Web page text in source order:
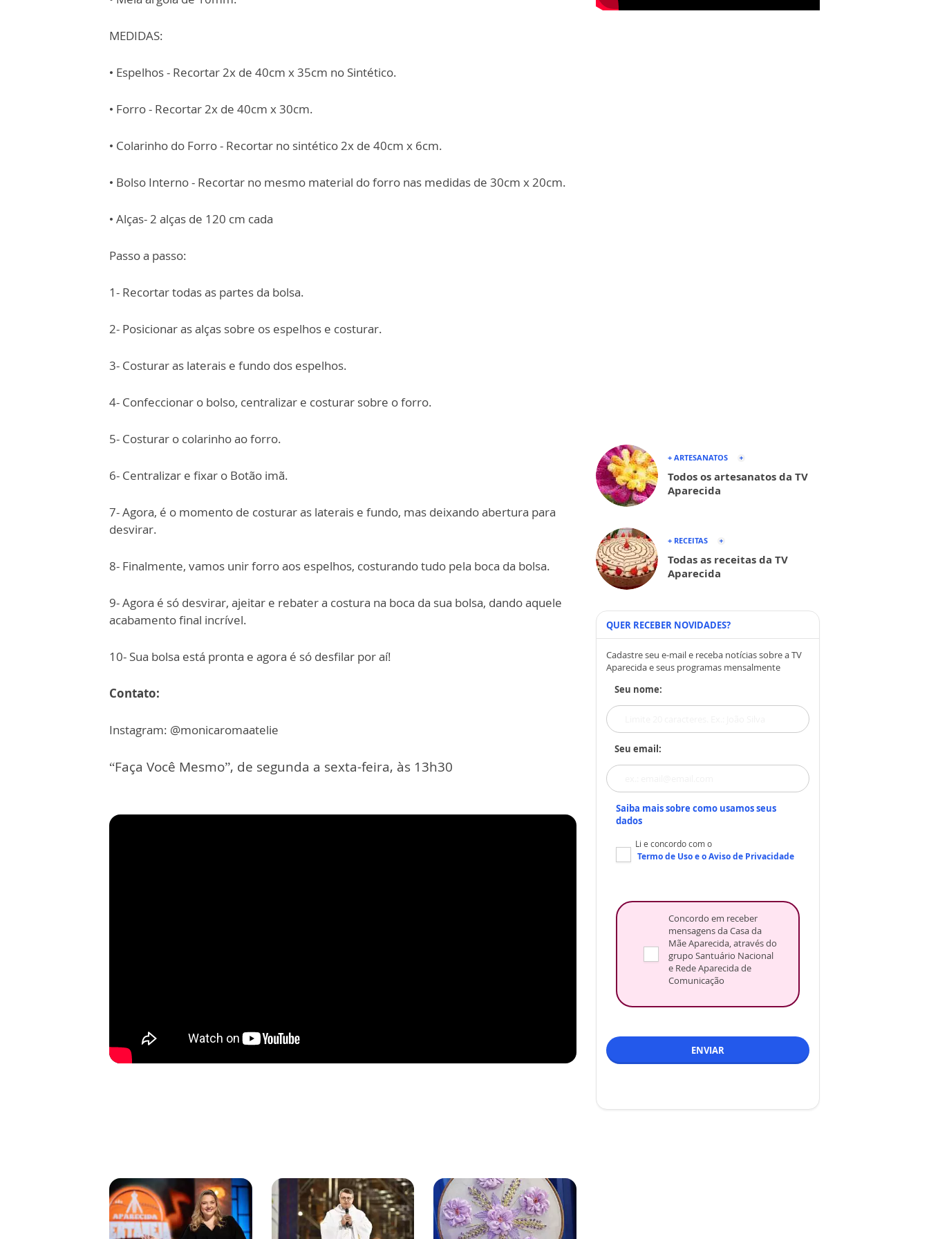
MEDIDAS:
• Espelhos - Recortar 2x de 40cm x 35cm no Sintético.
• Forro - Recortar 2x de 40cm x 30cm.
• Colarinho do Forro - Recortar no sintético 2x de 40cm x 6cm.
• Bolso Interno - Recortar no mesmo material do forro nas medidas de 30cm x 20cm.
• Alças- 2 alças de 120 cm cada
Passo a passo:
1- Recortar todas as partes da bolsa.
2- Posicionar as alças sobre os espelhos e costurar.
3- Costurar as laterais e fundo dos espelhos.
4- Confeccionar o bolso, centralizar e costurar sobre o forro.
5- Costurar o colarinho ao forro.
6- Centralizar e fixar o Botão imã.
7- Agora, é o momento de costurar as laterais e fundo, mas deixando abertura para
desvirar.
8- Finalmente, vamos unir forro aos espelhos, costurando tudo pela boca da bolsa.
9- Agora é só desvirar, ajeitar e rebater a costura na boca da sua bolsa, dando aquele
acabamento final incrível.
10- Sua bolsa está pronta e agora é só desfilar por aí!
Contato:
Instagram: @monicaromaatelie
“Faça Você Mesmo”, de segunda a sexta-feira, às 13h30
+ ARTESANATOS
Todos os artesanatos da TV
Aparecida
+ RECEITAS
Todas as receitas da TV
Aparecida
QUER RECEBER NOVIDADES?
Cadastre seu e-mail e receba notícias sobre a TV
Aparecida e seus programas mensalmente
Seu nome:
Seu email:
Saiba mais sobre como usamos seus
dados
Li e concordo com o
Termo de Usoe oAviso de Privacidade
Concordo em receber
mensagens da Casa da
Mãe Aparecida, através do
grupo Santuário Nacional
e Rede Aparecida de
Comunicação
ENVIAR